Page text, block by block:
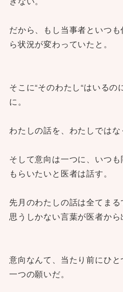
だから、もし当事者といつ
ら状況が変わっていたと。
そこに“そのわたし“はいる
に。
わたしの話を、わたしではな
そして意向は一つに、いつ
もらいたいと医者は話す。
先月のわたしの話は全てま
思うしかない言葉が医者から
意向なんて、当たり前にひ
一つの願いだ。